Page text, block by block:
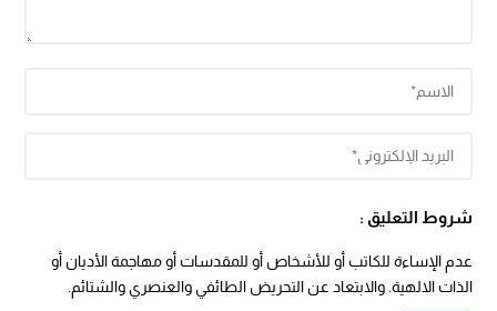
شروط التعليق :
عدم الإساءة للكاتب أو للأشخاص أو للمقدسات أو مهاجمة الأديان أو
الذات الالهية. والابتعاد عن التحريض الطائفي والعنصري والشتائم.